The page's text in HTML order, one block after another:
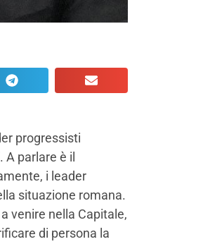
progressisti
parlare è il
i leader
situazione romana.
venire nella Capitale,
di persona la